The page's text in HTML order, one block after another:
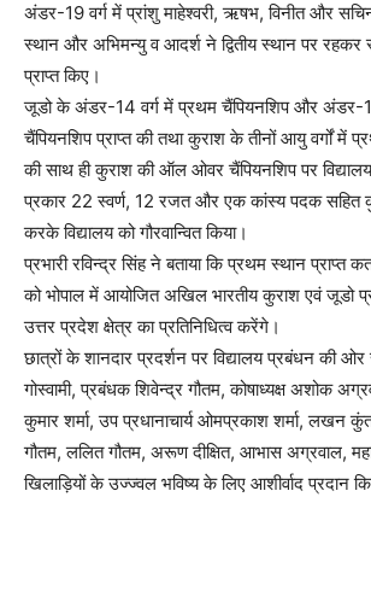
अंडर-19 वर्ग में प्रांशु माहेश्वरी, ऋषभ, विनीत और
स्थान और अभिमन्यु व आदर्श ने द्वितीय स्थान पर रहकर
प्राप्त किए।
जूडो के अंडर-14 वर्ग में प्रथम चैंपियनशिप और अंडर-19
चैंपियनशिप प्राप्त की तथा कुराश के तीनों आयु वर्गों में
की साथ ही कुराश की ऑल ओवर चैंपियनशिप पर
प्रकार 22 स्वर्ण, 12 रजत और एक कांस्य पदक सहित
करके विद्यालय को गौरवान्वित किया।
प्रभारी रविन्द्र सिंह ने बताया कि प्रथम स्थान प्राप्त
को भोपाल में आयोजित अखिल भारतीय कुराश एवं जूडो
उत्तर प्रदेश क्षेत्र का प्रतिनिधित्व करेंगे।
छात्रों के शानदार प्रदर्शन पर विद्यालय प्रबंधन की
गोस्वामी, प्रबंधक शिवेन्द्र गौतम, कोषाध्यक्ष अशोक
कुमार शर्मा, उप प्रधानाचार्य ओमप्रकाश शर्मा, लखन
गौतम, ललित गौतम, अरूण दीक्षित, आभास अग्रवाल,
खिलाड़ियों के उज्ज्वल भविष्य के लिए आशीर्वाद प्रदान